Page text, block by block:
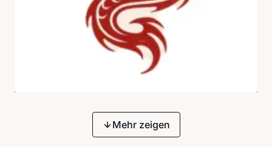
Mehr zeigen